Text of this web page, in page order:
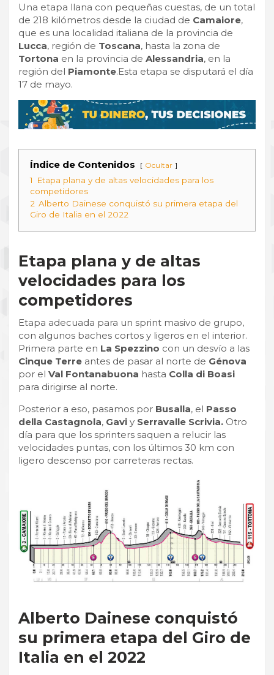
Una etapa llana con pequeñas cuestas, de un total
de 218 kilómetros desde la ciudad de Camaiore,
que es una localidad italiana de la provincia de
Lucca, región de Toscana, hasta la zona de
Tortona en la provincia de Alessandria, en la
región del Piamonte.Esta etapa se disputará el día
17 de mayo.
Índice de Contenidos Ocultar
1
Etapa plana y de altas velocidades para los
competidores
2 Alberto Dainese conquistó su primera etapa del
Giro de Italia en el 2022
Etapa plana y de altas
velocidades para los
competidores
Etapa adecuada para un sprint masivo de grupo,
con algunos baches cortos y ligeros en el interior.
Primera parte en La Spezzino con un desvío a las
Cinque Terre antes de pasar al norte de Génova
por el Val Fontanabuona hasta Colla di Boasi
para dirigirse al norte.
Posterior a eso, pasamos por Busalla, el Passo
della Castagnola, Gavi y Serravalle Scrivia. Otro
día para que los sprinters saquen a relucir las
velocidades puntas, con los últimos 30 km con
ligero descenso por carreteras rectas.
Alberto Dainese conquistó
su primera etapa del Giro de
Italia en el 2022